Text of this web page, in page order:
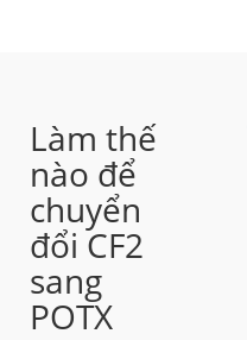
Làm thế
nào để
chuyển
đổi CF2
sang
POTX